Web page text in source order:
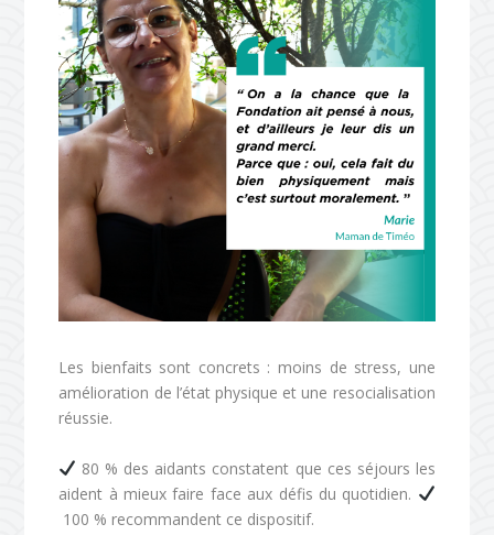
Les bienfaits sont concrets : moins de stress, une
amélioration de l’état physique et une resocialisation
réussie.
80 % des aidants constatent que ces séjours les
aident à mieux faire face aux défis du quotidien.
100 % recommandent ce dispositif.